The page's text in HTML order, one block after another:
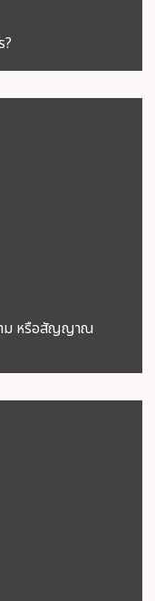
าม หรือสัญญาณ